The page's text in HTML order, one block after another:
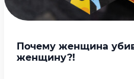
Почему женщина
женщину?!